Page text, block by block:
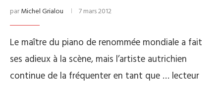
parMichel Grialou 7 mars 2012
Le maître du piano de renommée mondiale a fait
ses adieux à la scène, mais l’artiste autrichien
continue de la fréquenter en tant que … lecteur